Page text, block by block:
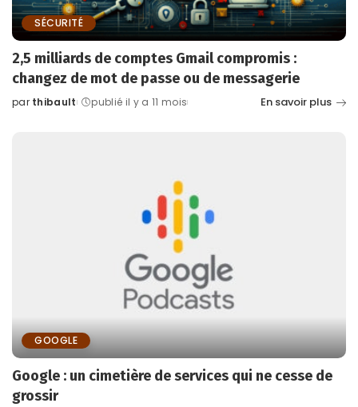
SÉCURITÉ
2,5 milliards de comptes Gmail compromis :
changez de mot de passe ou de messagerie
Posted
par thibault publié il y a 11 mois En savoir plus
GOOGLE
Google : un cimetière de services qui ne cesse de
grossir